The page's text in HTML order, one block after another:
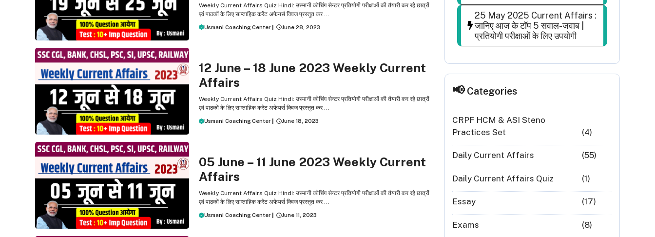
Weekly Current Affairs Quiz Hindi: उस्‍मानी कोचिंग सेन्‍टर प्रतियोगी परीक्षाओं की तैयारी कर रहे छात्रों
एवं पाठकों के लिए साप्ताहिक करेंट अफेयर्स क्विज प्रस्तुत कर ...
Usmani Coaching Center June 28, 2023
12 June – 18 June 2023 Weekly Current
Affairs
Weekly Current Affairs Quiz Hindi: उस्‍मानी कोचिंग सेन्‍टर प्रतियोगी परीक्षाओं की तैयारी कर रहे छात्रों
एवं पाठकों के लिए साप्ताहिक करेंट अफेयर्स क्विज प्रस्तुत कर ...
Usmani Coaching Center June 18, 2023
05 June – 11 June 2023 Weekly Current
Affairs
Weekly Current Affairs Quiz Hindi: उस्‍मानी कोचिंग सेन्‍टर प्रतियोगी परीक्षाओं की तैयारी कर रहे छात्रों
एवं पाठकों के लिए साप्ताहिक करेंट अफेयर्स क्विज प्रस्तुत कर ...
Usmani Coaching Center June 11, 2023
25 May 2025 Current Affairs :
जानिए आज के टॉप 5 सवाल-जवाब |
प्रतियोगी परीक्षाओं के लिए उपयोगी
Categories
CRPF HCM & ASI Steno
Practices Set
(4)
Daily Current Affairs (55)
Daily Current Affairs Quiz (1)
Essay (17)
Exams (8)